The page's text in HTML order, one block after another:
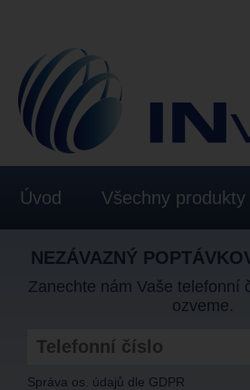
Úvod Všechny produkty
NEZÁVAZNÝ
Zanechte nám Vaše telefonní
ozveme.
Správa os. údajů dle GDPR